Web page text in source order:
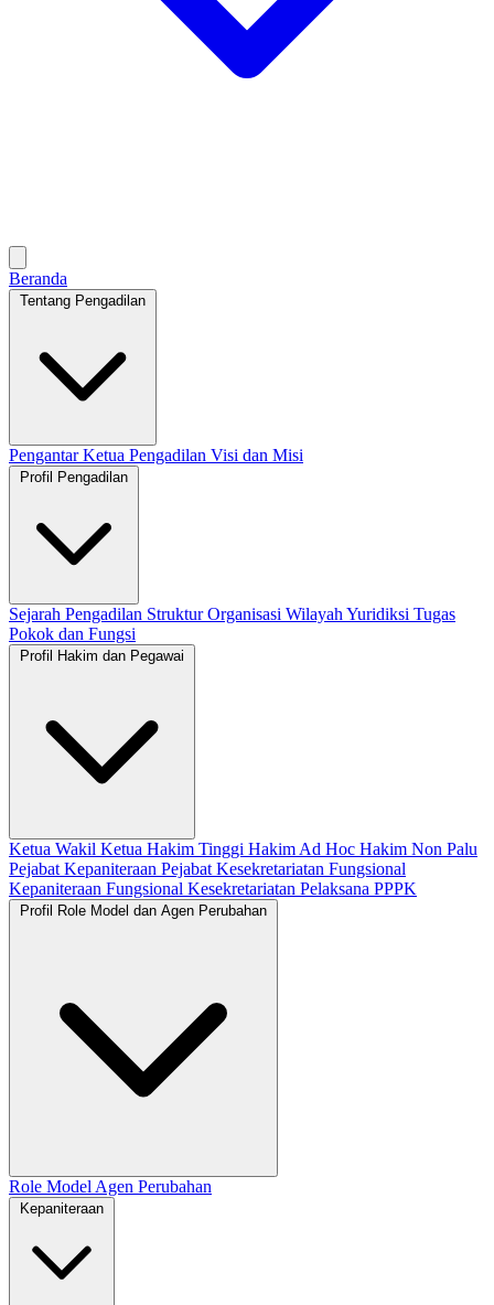
Beranda
Tentang Pengadilan
Pengantar Ketua Pengadilan Visi dan Misi
Profil Pengadilan
Sejarah Pengadilan Struktur Organisasi Wilayah Yuridiksi Tugas
Pokok dan Fungsi
Profil Hakim dan Pegawai
Ketua Wakil Ketua Hakim Tinggi Hakim Ad Hoc Hakim Non Palu
Pejabat Kepaniteraan Pejabat Kesekretariatan Fungsional
Kepaniteraan Fungsional Kesekretariatan Pelaksana PPPK
Profil Role Model dan Agen Perubahan
Role Model Agen Perubahan
Kepaniteraan